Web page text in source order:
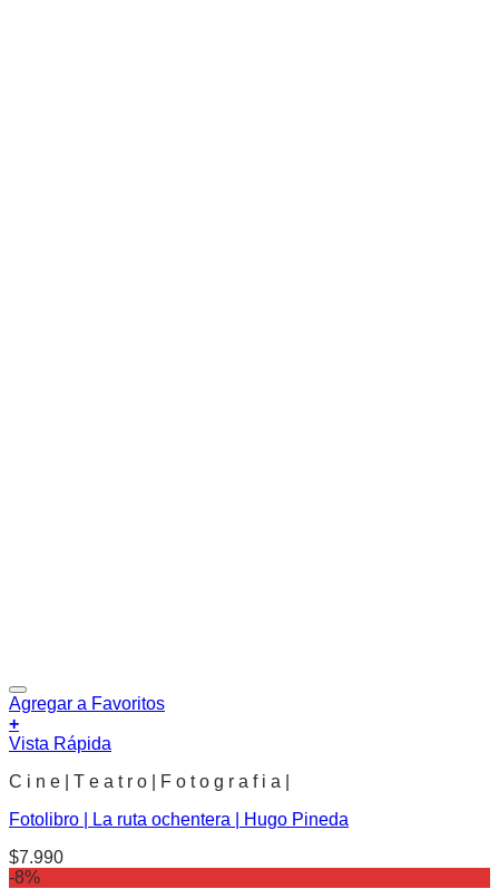
Agregar a Favoritos
+
Vista Rápida
C i n e | T e a t r o | F o t o g r a f i a |
Fotolibro | La ruta ochentera | Hugo Pineda
$7.990
-8%